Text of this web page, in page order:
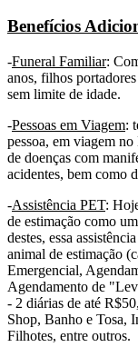
Benefícios
-Funeral Familiar:
anos, filhos
sem limite de idade.
-Pessoas em Viagem:
pessoa, em viagem
de doenças com
acidentes, bem como
-Assistência PET:
de estimação como
destes, essa
animal de estimação
Emergencial,
Agendamento de
- 2 diárias de até
Shop, Banho e Tosa,
Filhotes, entre outros.